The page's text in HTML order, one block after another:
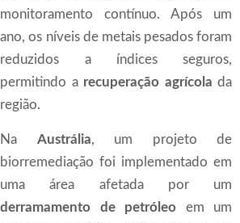
monitoramento contínuo. Após um
ano, os níveis de metais pesados foram
reduzidos a índices seguros,
permitindo a recuperação agrícola da
região.
Na Austrália, um projeto de
biorremediação foi implementado em
uma área afetada por um
derramamento de petróleo em um